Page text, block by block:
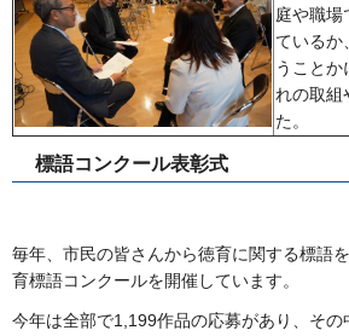
庭や職場
ているか
うこと
れの取組
た。
標語コンクール表彰式
毎年、市民の皆さんから徳育に関する標語
育標語コンクールを開催しています。
今年は全部で1,199作品の応募があり、そ